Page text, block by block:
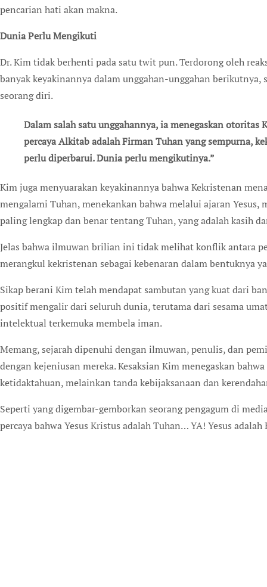
pencarian hati akan makna.
Dunia Perlu Mengikuti
Dr. Kim tidak berhenti pada satu twit pun. Terdorong oleh
banyak keyakinannya dalam unggahan-unggahan
seorang diri.
Dalam salah satu unggahannya, ia menegaskan otoritas
percaya Alkitab adalah Firman Tuhan yang sempurna,
perlu diperbarui. Dunia perlu mengikutinya.”
Kim juga menyuarakan keyakinannya bahwa Kekristenan
mengalami Tuhan, menekankan bahwa melalui ajaran Yesus,
paling lengkap dan benar tentang Tuhan, yang adalah kasih
Jelas bahwa ilmuwan brilian ini tidak melihat konflik antara
merangkul kekristenan sebagai kebenaran dalam bentuknya
Sikap berani Kim telah mendapat sambutan yang kuat dari
positif mengalir dari seluruh dunia, terutama dari sesama
intelektual terkemuka membela iman.
Memang, sejarah dipenuhi dengan ilmuwan, penulis, dan
dengan kejeniusan mereka. Kesaksian Kim menegaskan
ketidaktahuan, melainkan tanda kebijaksanaan dan
Seperti yang digembar-gemborkan seorang pengagum di
percaya bahwa Yesus Kristus adalah Tuhan… YA! Yesus adalah